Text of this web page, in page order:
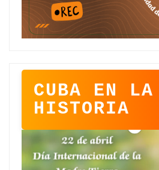
CUBA EN LA
HISTORIA